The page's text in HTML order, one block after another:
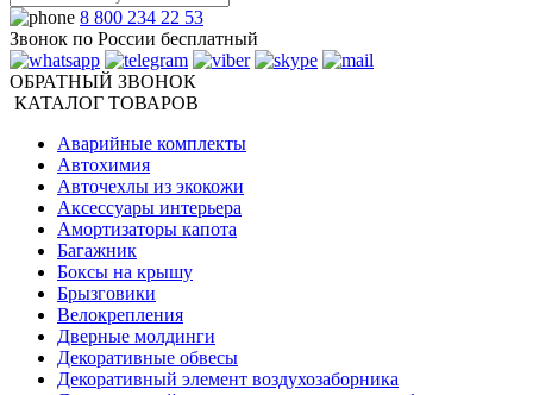
8 800 234 22 53
Звонок по России бесплатный
ОБРАТНЫЙ ЗВОНОК
КАТАЛОГ ТОВАРОВ
Аварийные комплекты
Автохимия
Авточехлы из экокожи
Аксессуары интерьера
Амортизаторы капота
Багажник
Боксы на крышу
Брызговики
Велокрепления
Дверные молдинги
Декоративные обвесы
Декоративный элемент воздухозаборника